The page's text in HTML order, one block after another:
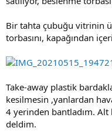
Bir tahta çubuğu vitrinin
torbasını, kapağından
Take-away plastik
kesilmesin ,yanlardan
4 yerinden bantladım. Alt
deldim.